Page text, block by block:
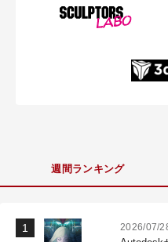
週間ランキング
2026/07/